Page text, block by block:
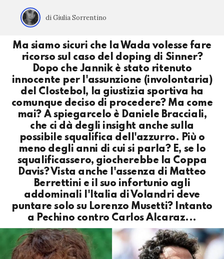
di Giulia Sorrentino
Ma siamo sicuri che la Wada volesse fare
ricorso sul caso del doping di Sinner?
Dopo che Jannik è stato ritenuto
innocente per l'assunzione (involontaria)
del Clostebol, la giustizia sportiva ha
comunque deciso di procedere? Ma come
mai? A spiegarcelo è Daniele Bracciali,
che ci dà degli insight anche sulla
possibile squalifica dell'azzurro. Più o
meno degli anni di cui si parla? E, se lo
squalificassero, giocherebbe la Coppa
Davis? Vista anche l'assenza di Matteo
Berrettini e il suo infortunio agli
addominali l'Italia di Volandri deve
puntare solo su Lorenzo Musetti? Intanto
a Pechino contro Carlos Alcaraz...